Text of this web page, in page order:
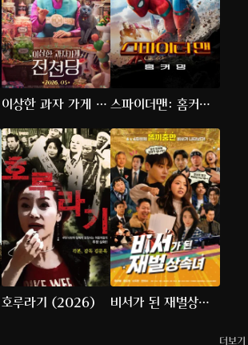
이상한 과자 가게 전
천당
스파이더맨: 홈커밍
(2017)
호루라기 (2026)
비서가 된 재벌상속
더보기